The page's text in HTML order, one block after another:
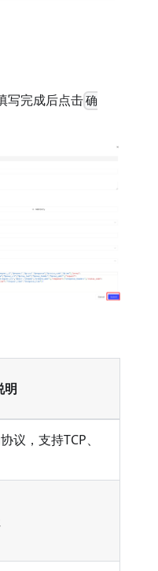
写完成后点击确
明
议，支持TCP、